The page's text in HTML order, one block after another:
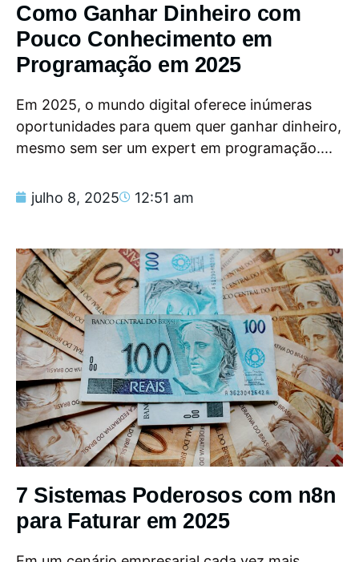
Como Ganhar Dinheiro com
Pouco Conhecimento em
Programação em 2025
Em 2025, o mundo digital oferece inúmeras
oportunidades para quem quer ganhar dinheiro,
mesmo sem ser um expert em programação....
julho 8, 2025 12:51 am
7 Sistemas Poderosos com n8n
para Faturar em 2025